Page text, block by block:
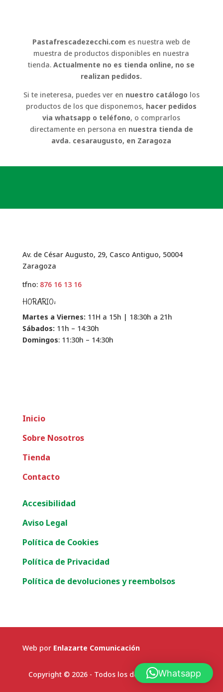
Pastafrescadezecchi.com es nuestra web de
muestra de productos disponibles en nuestra
tienda.Actualmente no es tienda online, no se
realizan pedidos.
Si te ineteresa, puedes ver en nuestro catálogo los
productos de los que disponemos, hacer pedidos
via whatsapp o teléfono, o comprarlos
directamente en persona en nuestra tienda de
avda. cesaraugusto, en Zaragoza
Av. de César Augusto, 29, Casco Antiguo, 50004
Zaragoza
tfno: 876 16 13 16
HORARIO:
Martes a Viernes: 11H a 15h | 18:30h a 21h
Sábados: 11h – 14:30h
Domingos: 11:30h – 14:30h
Inicio
Sobre Nosotros
Tienda
Contacto
Accesibilidad
Aviso Legal
Política de Cookies
Política de Privacidad
Política de devoluciones y reembolsos
Web por Enlazarte Comunicación
Copyright © 2026 - Todos los derechos reservados
Whatsapp